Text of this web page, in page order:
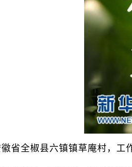
全椒县六镇镇草庵村，工